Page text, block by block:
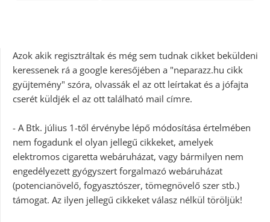
Azok akik regisztráltak és még sem tudnak cikket beküldeni
keressenek rá a google keresőjében a "neparazz.hu cikk
gyüjtemény" szóra, olvassák el az ott leírtakat és a jófajta
cserét küldjék el az ott található mail címre.
- A Btk. július 1-től érvénybe lépő módosítása értelmében
nem fogadunk el olyan jellegű cikkeket, amelyek
elektromos cigaretta webáruházat, vagy bármilyen nem
engedélyezett gyógyszert forgalmazó webáruházat
(potencianövelő, fogyasztószer, tömegnövelő szer stb.)
támogat. Az ilyen jellegű cikkeket válasz nélkül töröljük!